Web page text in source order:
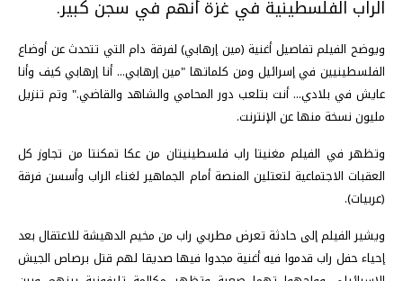
الراب الفلسطينية في غزة أنهم في سجن كبير.
ويوضح الفيلم تفاصيل أغنية (مين إرهابي) لفرقة دام التي تتحدث عن أوضاع
الفلسطينيين في إسرائيل ومن كلماتها "مين إرهابي... أنا إرهابي كيف وأنا
عايش في بلادي... أنت بتلعب دور المحامي والشاهد والقاضي." وتم تنزيل
مليون نسخة منها عن الإنترنت.
وتظهر في الفيلم مغنيتا راب فلسطينيتان من عكا تمكنتا من تجاوز كل
العقبات الاجتماعية لتعتلين المنصة أمام الجماهير لغناء الراب وأسسن فرقة
(عربيات).
ويشير الفيلم إلى حادثة تعرض مطربي راب من مخيم الدهيشة للاعتقال بعد
إحياء حفل راب قدموا فيه أغنية مجدوا فيها صديقا لهم قتل برصاص الجيش